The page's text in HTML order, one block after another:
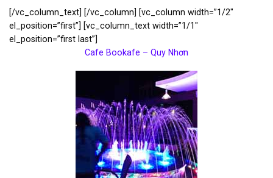
[/vc_column_text] [/vc_column] [vc_column width=”1/2″
el_position=”first”] [vc_column_text width=”1/1″
el_position=”first last”]
Cafe Bookafe – Quy Nhơn